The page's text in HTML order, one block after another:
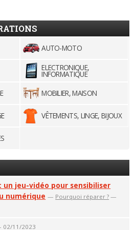
AUTO-MOTO
ELECTRONIQUE,
INFORMATIQUE
MOBILIER, MAISON
VÊTEMENTS, LINGE, BIJOUX
un jeu-vidéo pour sensibiliser
numérique — Pourquoi réparer ? —
11/2023